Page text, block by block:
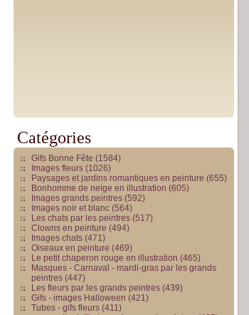
Catégories
Gifs Bonne Fête (1584)
Images fleurs (1026)
Paysages et jardins romantiques en peinture (655)
Bonhomme de neige en illustration (605)
Images grands peintres (592)
Images noir et blanc (564)
Les chats par les peintres (517)
Clowns en peinture (494)
Images chats (471)
Oiseaux en peinture (469)
Le petit chaperon rouge en illustration (465)
Masques - Carnaval - mardi-gras par les grands
peintres (447)
Les fleurs par les grands peintres (439)
Gifs - images Halloween (421)
Tubes - gifs fleurs (411)